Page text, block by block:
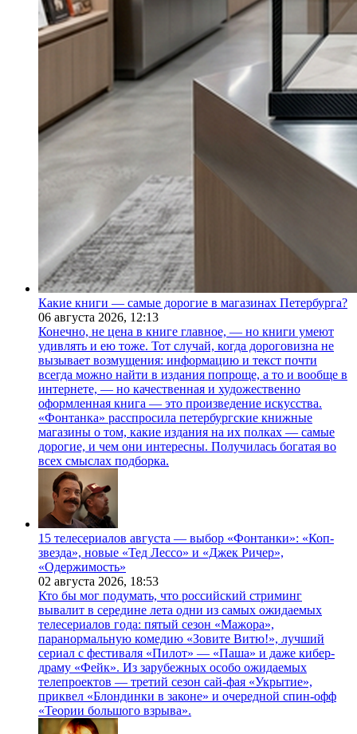
Какие книги — самые дорогие в магазинах Петербурга?
06 августа 2026, 12:13
Конечно, не цена в книге главное, — но книги умеют
удивлять и ею тоже. Тот случай, когда дороговизна не
вызывает возмущения: информацию и текст почти
всегда можно найти в издания попроще, а то и вообще в
интернете, — но качественная и художественно
оформленная книга — это произведение искусства.
«Фонтанка» расспросила петербургские книжные
магазины о том, какие издания на их полках — самые
дорогие, и чем они интересны. Получилась богатая во
всех смыслах подборка.
15 телесериалов августа — выбор «Фонтанки»: «Коп-
звезда», новые «Тед Лессо» и «Джек Ричер»,
«Одержимость»
02 августа 2026, 18:53
Кто бы мог подумать, что российский стриминг
вывалит в середине лета одни из самых ожидаемых
телесериалов года: пятый сезон «Мажора»,
паранормальную комедию «Зовите Витю!», лучший
сериал с фестиваля «Пилот» — «Паша» и даже кибер-
драму «Фейк». Из зарубежных особо ожидаемых
телепроектов — третий сезон сай-фая «Укрытие»,
приквел «Блондинки в законе» и очередной спин-офф
«Теории большого взрыва».